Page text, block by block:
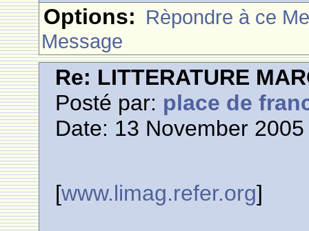
Options: Rèpondre à ce
Message
Re: LITTERATURE
Posté par: place de
Date: 13 November
[www.limag.refer.org]